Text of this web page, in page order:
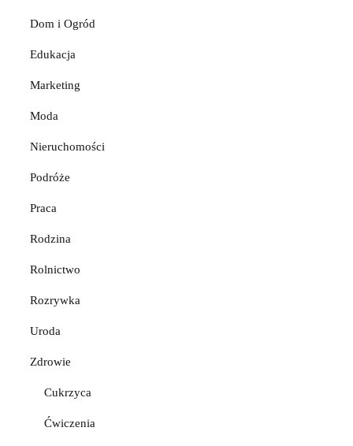
Dom i Ogród
Edukacja
Marketing
Moda
Nieruchomości
Podróże
Praca
Rodzina
Rolnictwo
Rozrywka
Uroda
Zdrowie
Cukrzyca
Ćwiczenia